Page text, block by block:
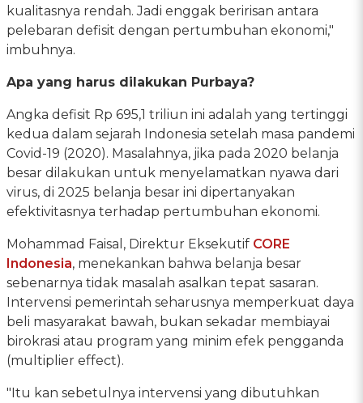
kualitasnya rendah. Jadi enggak beririsan antara
pelebaran defisit dengan pertumbuhan ekonomi,"
imbuhnya.
Apa yang harus dilakukan Purbaya?
Angka defisit Rp 695,1 triliun ini adalah yang tertinggi
kedua dalam sejarah Indonesia setelah masa pandemi
Covid-19 (2020). Masalahnya, jika pada 2020 belanja
besar dilakukan untuk menyelamatkan nyawa dari
virus, di 2025 belanja besar ini dipertanyakan
efektivitasnya terhadap pertumbuhan ekonomi.
Mohammad Faisal, Direktur Eksekutif CORE
Indonesia, menekankan bahwa belanja besar
sebenarnya tidak masalah asalkan tepat sasaran.
Intervensi pemerintah seharusnya memperkuat daya
beli masyarakat bawah, bukan sekadar membiayai
birokrasi atau program yang minim efek pengganda
(multiplier effect).
"Itu kan sebetulnya intervensi yang dibutuhkan